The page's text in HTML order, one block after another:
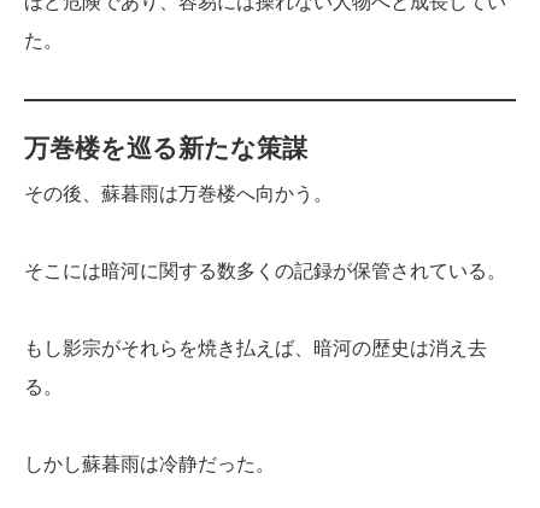
た。
万巻楼を巡る新たな策謀
その後、蘇暮雨は万巻楼へ向かう。
そこには暗河に関する数多くの記録が保管されている。
もし影宗がそれらを焼き払えば、暗河の歴史は消え去
る。
しかし蘇暮雨は冷静だった。